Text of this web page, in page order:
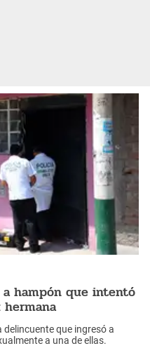
a hampón que intentó
que ingresó a
a una de ellas.